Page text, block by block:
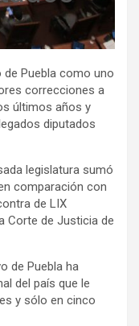
Puebla como uno
correcciones a
últimos años y
diputados
legislatura sumó
comparación con
de LIX
Corte de Justicia de
de Puebla ha
del país que le
y sólo en cinco